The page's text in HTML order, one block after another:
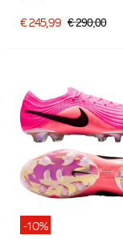
Felroze Zwart
€ 245,99 € 290,00
-10%